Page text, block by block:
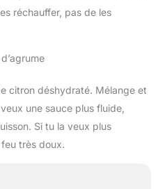
réchauffer, pas de les
citron déshydraté. Mélange et
une sauce plus fluide,
Si tu la veux plus
très doux.